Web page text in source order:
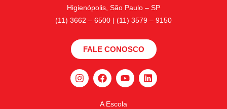
Higienópolis, São Paulo – SP
(11) 3662 – 6500 | (11) 3579 – 9150
FALE CONOSCO
A Escola